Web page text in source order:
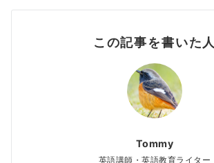
この記事を書いた人
Tommy
英語講師・英語教育ライター